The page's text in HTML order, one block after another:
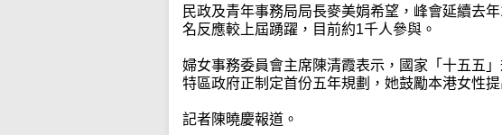
民政及青年事務局局長麥美娟希望，峰會延續去
名反應較上屆踴躍，目前約1千人參與。
婦女事務委員會主席陳清霞表示，國家「十五五
特區政府正制定首份五年規劃，她鼓勵本港女性
記者陳曉慶報道。